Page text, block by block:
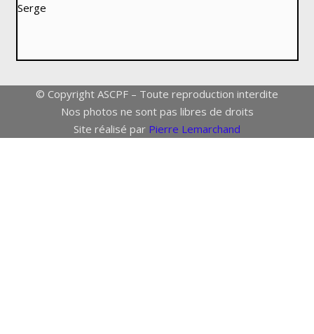
Serge
© Copyright ASCPF – Toute reproduction interdite
Nos photos ne sont pas libres de droits
Site réalisé par Pierre Lemarchand